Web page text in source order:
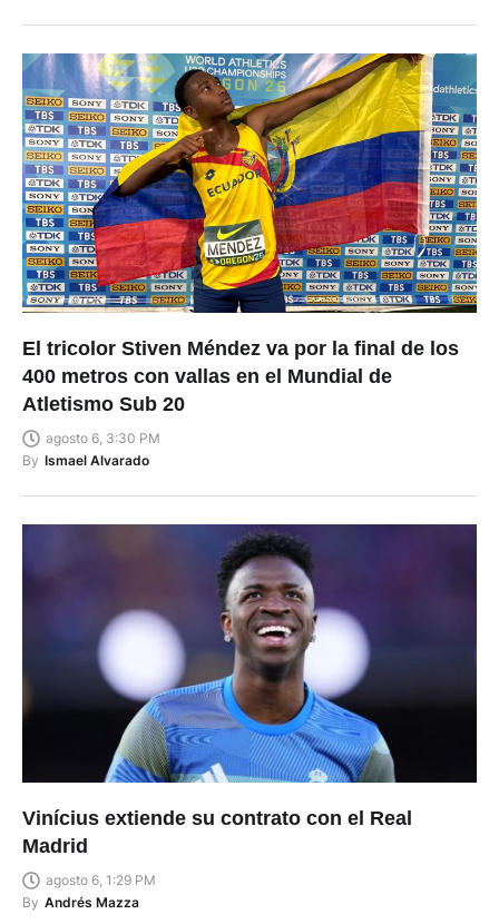
El tricolor Stiven Méndez va por la final de los
400 metros con vallas en el Mundial de
Atletismo Sub 20
agosto 6, 3:30 PM
By Ismael Alvarado
Vinícius extiende su contrato con el Real
Madrid
agosto 6, 1:29 PM
By Andrés Mazza